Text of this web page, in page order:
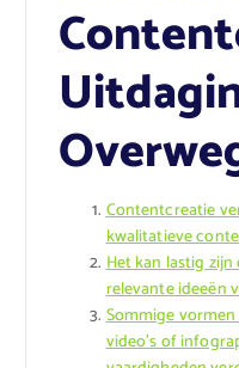
Contentcreatie
kwalitatieve
Het kan lastig
relevante ideeën
Sommige
video’s of